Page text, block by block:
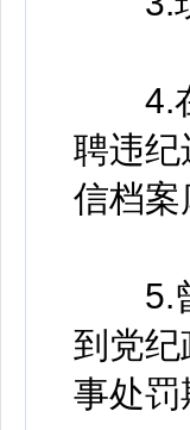
4.在
聘违纪
信档案
5.曾
到党纪
事处罚